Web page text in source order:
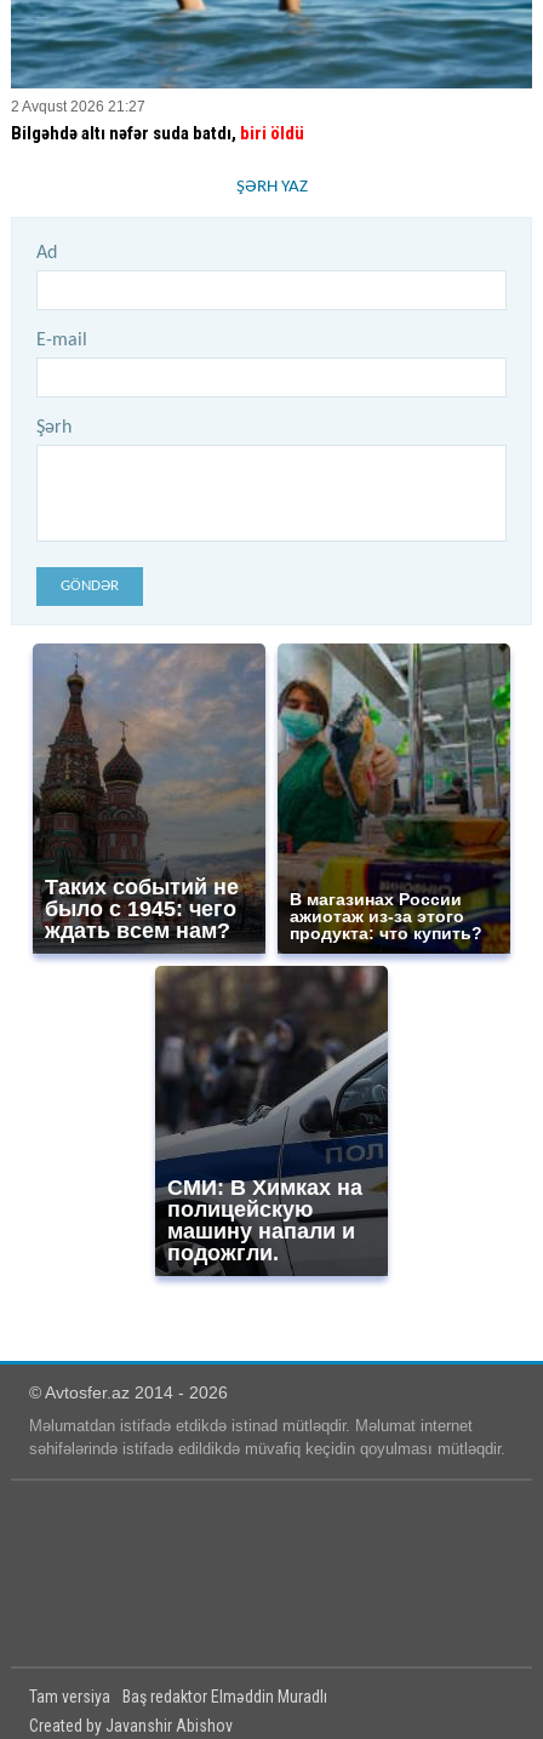
2 Avqust 2026 21:27
Bilgəhdə altı nəfər suda batdı, biri öldü
ŞƏRH YAZ
Ad
E-mail
Şərh
GÖNDƏR
Таких событий не
было с 1945: чего
ждать всем нам?
В магазинах России
ажиотаж из-за этого
продукта: что купить?
СМИ: В Химках на
полицейскую
машину напали и
подожгли.
© Avtosfer.az 2014 - 2026
Məlumatdan istifadə etdikdə istinad mütləqdir. Məlumat internet
səhifələrində istifadə edildikdə müvafiq keçidin qoyulması mütləqdir.
Tam versiya
Baş redaktor Elməddin Muradlı
Created by Javanshir Abishov